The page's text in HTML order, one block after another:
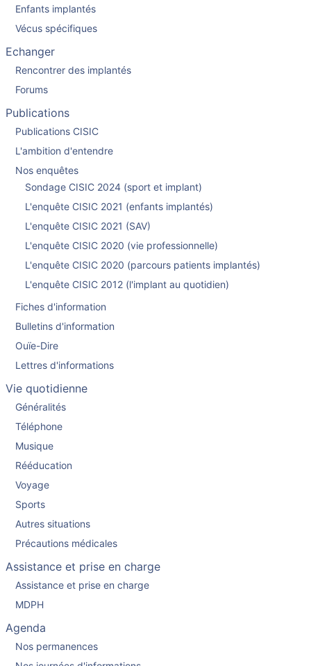
Enfants implantés
Vécus spécifiques
Echanger
Rencontrer des implantés
Forums
Publications
Publications CISIC
L'ambition d'entendre
Nos enquêtes
Sondage CISIC 2024 (sport et implant)
L'enquête CISIC 2021 (enfants implantés)
L'enquête CISIC 2021 (SAV)
L'enquête CISIC 2020 (vie professionnelle)
L'enquête CISIC 2020 (parcours patients implantés)
L'enquête CISIC 2012 (l'implant au quotidien)
Fiches d'information
Bulletins d'information
Ouïe-Dire
Lettres d'informations
Vie quotidienne
Généralités
Téléphone
Musique
Rééducation
Voyage
Sports
Autres situations
Précautions médicales
Assistance et prise en charge
Assistance et prise en charge
MDPH
Agenda
Nos permanences